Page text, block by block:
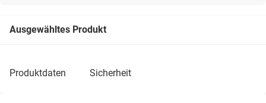
Ausgewähltes Produkt
produktdaten sicherheit